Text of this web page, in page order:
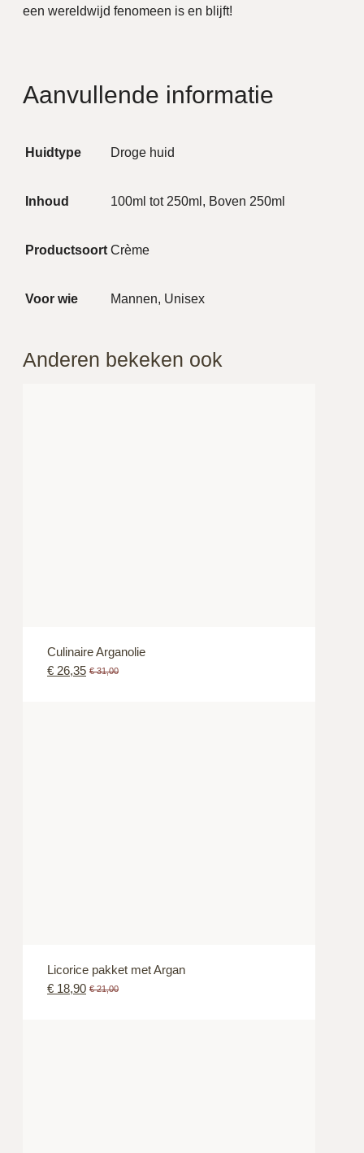
een wereldwijd fenomeen is en blijft!
Aanvullende informatie
Huidtype Droge huid
Inhoud 100ml tot 250ml, Boven 250ml
Productsoort Crème
Voor wie Mannen, Unisex
Anderen bekeken ook
Culinaire Arganolie
€31,00
€ 26,35
Licorice pakket met Argan
€21,00
€ 18,90